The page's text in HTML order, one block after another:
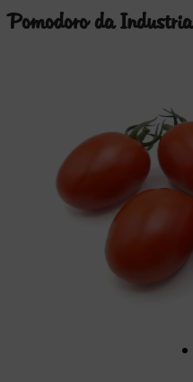
Pomodoro da Industria